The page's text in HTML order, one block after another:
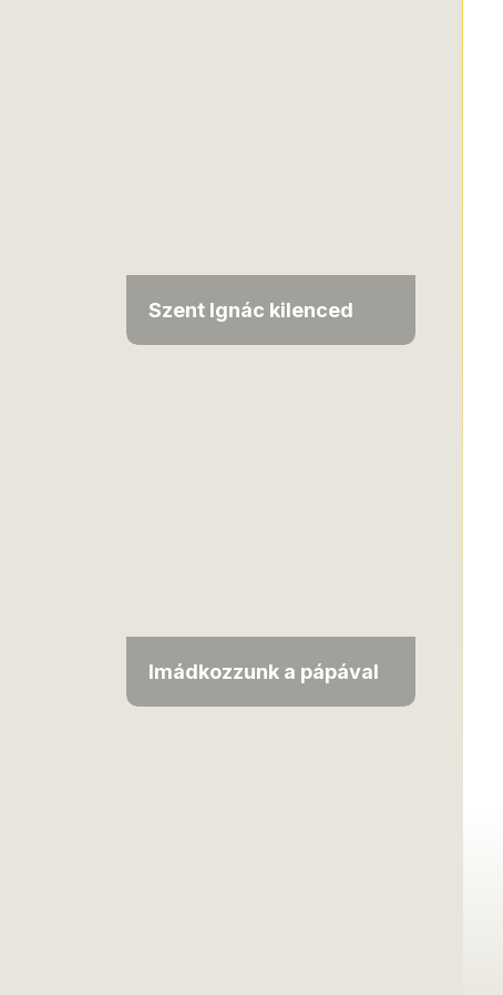
Szent Ignác kilenced
Imádkozzunk a pápával